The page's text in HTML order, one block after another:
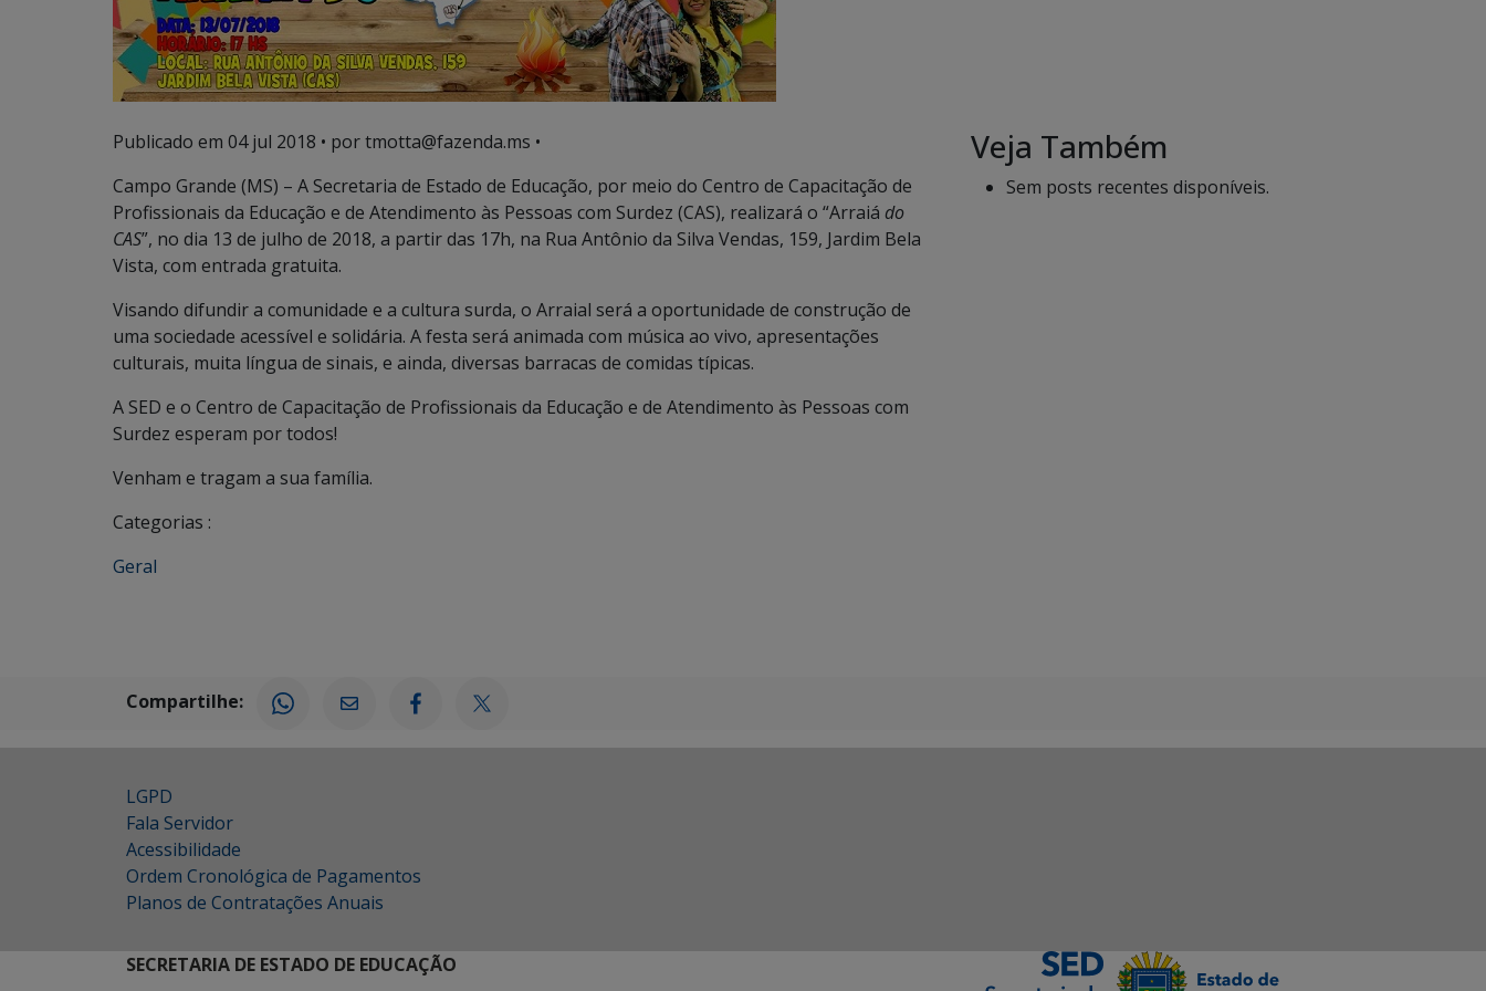
Publicado em 04 jul 2018 • por tmotta@fazenda.ms •
Campo Grande (MS) – A Secretaria de Estado de Educação, por meio do Centro de Capacitação de
Profissionais da Educação e de Atendimento às Pessoas com Surdez (CAS), realizará o “Arraiá do
CAS”, no dia 13 de julho de 2018, a partir das 17h, na Rua Antônio da Silva Vendas, 159, Jardim Bela
Vista, com entrada gratuita.
Visando difundir a comunidade e a cultura surda, o Arraial será a oportunidade de construção de
uma sociedade acessível e solidária. A festa será animada com música ao vivo, apresentações
culturais, muita língua de sinais, e ainda, diversas barracas de comidas típicas.
A SED e o Centro de Capacitação de Profissionais da Educação e de Atendimento às Pessoas com
Surdez esperam por todos!
Venham e tragam a sua família.
Categorias :
Geral
Veja Também
Sem posts recentes disponíveis.
Compartilhe:
LGPD
Fala Servidor
Acessibilidade
Ordem Cronológica de Pagamentos
Planos de Contratações Anuais
SECRETARIA DE ESTADO DE EDUCAÇÃO